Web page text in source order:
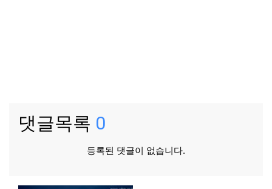
댓글목록 0
등록된 댓글이 없습니다.